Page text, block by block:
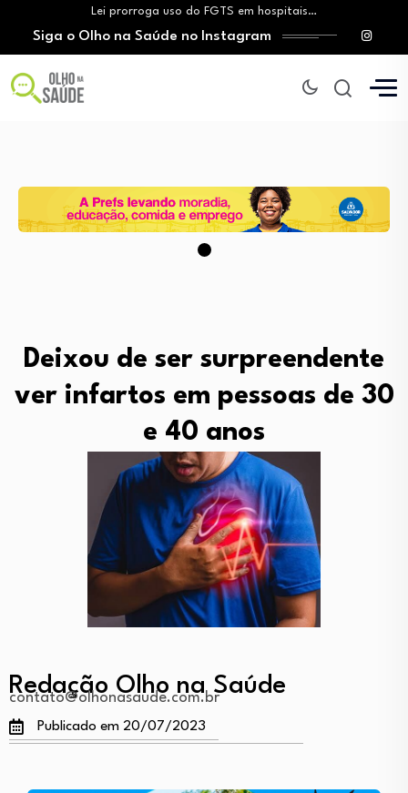
Lei prorroga uso do FGTS em hospitais…
Brasil registra alta taxa de diagnósticos tardios…
O Monte Tabor entrega à Bahia um…
Aleitamento materno: Salvador amplia ações de incentivo…
Medicamento incorporado ao SUS reduz em até…
Siga o Olho na Saúde no Instagram
Deixou de ser surpreendente
ver infartos em pessoas de 30
e 40 anos
Redação Olho na Saúde
contato@olhonasaude.com.br
Publicado em 20/07/2023